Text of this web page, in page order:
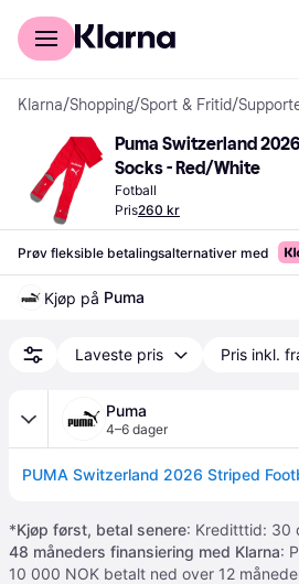
For kunder
Klarna/Shopping/Sport & Fritid/
Puma Switzerland
Socks - Red/White
Fotball
Pris260 kr
Prøv fleksible betalingsalternativer med
Kjøp på Puma
Laveste pris Pris inkl.
Puma
4–6 dager
*Kjøp først, betal senere: Kreditttid: 30
48 måneders finansiering med Klarna:
10 000 NOK betalt ned over 12